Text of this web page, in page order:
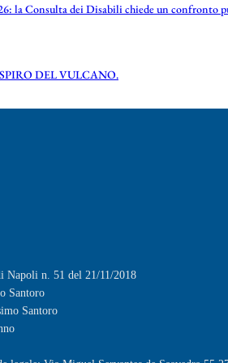
la Consulta dei Disabili chiede un confronto
DEL VULCANO.
Napoli n. 51 del 21/11/2018
Santoro
Santoro